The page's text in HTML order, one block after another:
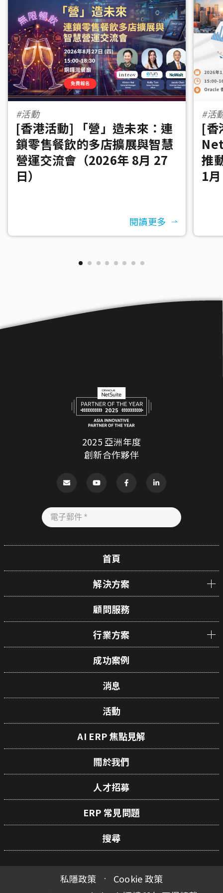
#活動
[香港活動] 「營」造未來：連
鎖零售餐飲的多店擴展與智慧
營運交流會（2026年 8月 27
日）
閱讀更多
#活
[香
推
1
2025 亞洲年度
創新合作夥伴
首頁
解決方案
顧問服務
行業方案
成功案例
消息
活動
AI ERP 焦點見解
關於我們
人才招募
ERP 常見問題
搜尋
私隱政策
Cookie 政策